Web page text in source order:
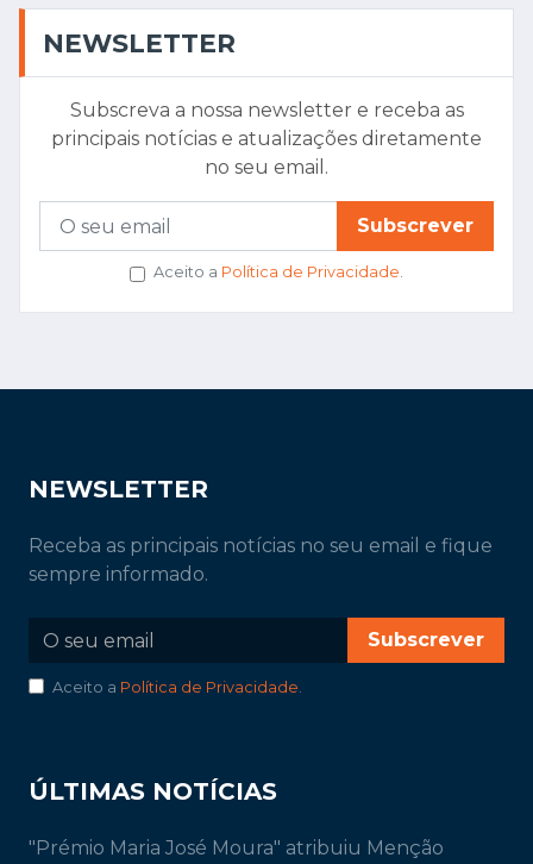
NEWSLETTER
Subscreva a nossa newsletter e receba as
principais notícias e atualizações diretamente
no seu email.
Subscrever
Aceito a Política de Privacidade.
NEWSLETTER
Receba as principais notícias no seu email e fique
sempre informado.
Subscrever
Aceito a Política de Privacidade.
ÚLTIMAS NOTÍCIAS
"Prémio Maria José Moura" atribuiu Menção